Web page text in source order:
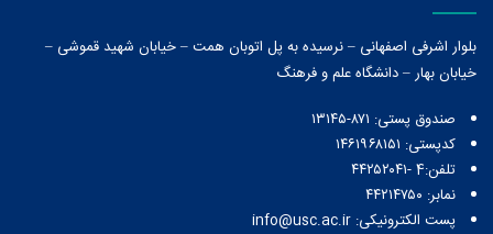
بلوار اشرفی اصفهانی – نرسیده به پل اتوبان همت – خیابان شهید قموشی –
خیابان بهار – دانشگاه علم و فرهنگ
صندوق پستی:‌ ۸۷۱-۱۳۱۴۵
کدپستی: ۱۴۶۱۹۶۸۱۵۱
تلفن:4 -۴۴۲۵۲۰۴۱
نمابر: ۴۴۲۱۴۷۵۰
پست الکترونیکی: info@usc.ac.ir